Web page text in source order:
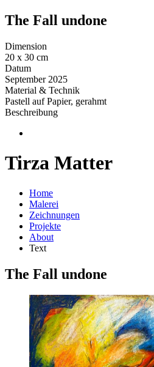
The Fall undone
Dimension
20 x 30 cm
Datum
September 2025
Material & Technik
Pastell auf Papier, gerahmt
Beschreibung
Tirza Matter
Home
Malerei
Zeichnungen
Projekte
About
Text
The Fall undone